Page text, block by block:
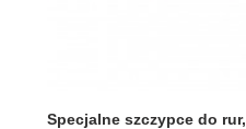
Specjalne szczypce do rur,